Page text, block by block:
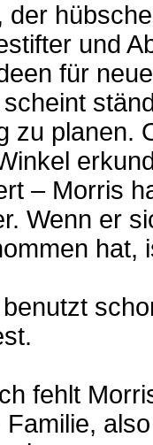
der
und
für
zu planen.
– Morris
Wenn er
hat,
fehlt
Familie,